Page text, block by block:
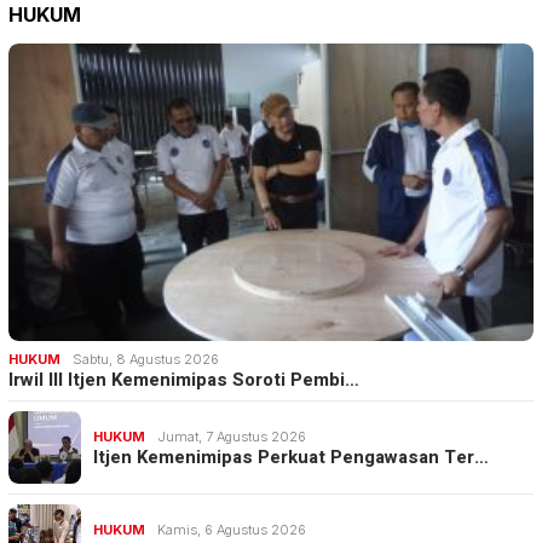
HUKUM
HUKUM Sabtu, 8 Agustus 2026
Irwil III Itjen Kemenimipas Soroti Pembi…
HUKUM Jumat, 7 Agustus 2026
Itjen Kemenimipas Perkuat Pengawasan Ter…
HUKUM Kamis, 6 Agustus 2026